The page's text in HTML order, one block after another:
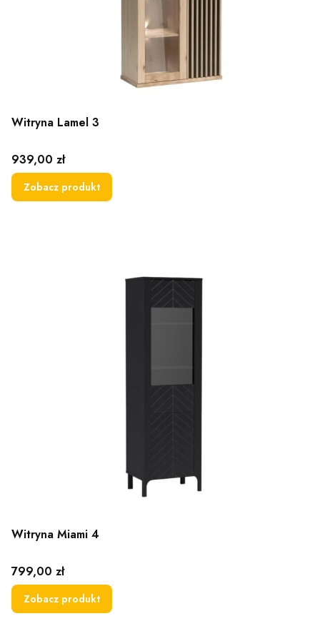
Witryna Lamel 3
Cena
939,00 zł
Zobacz produkt
Witryna Miami 4
Cena
799,00 zł
Zobacz produkt